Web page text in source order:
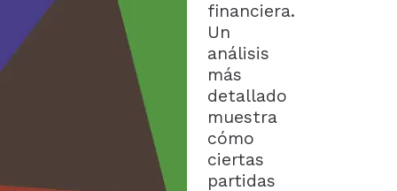
financiera.
Un
análisis
más
detallado
muestra
cómo
ciertas
partidas